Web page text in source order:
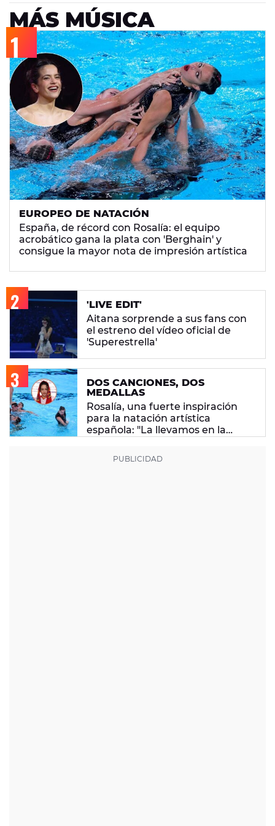
MÁS MÚSICA
EUROPEO DE NATACIÓN
España, de récord con Rosalía: el equipo
acrobático gana la plata con 'Berghain' y
consigue la mayor nota de impresión artística
'LIVE EDIT'
Aitana sorprende a sus fans con
el estreno del vídeo oficial de
'Superestrella'
DOS CANCIONES, DOS
MEDALLAS
Rosalía, una fuerte inspiración
para la natación artística
española: "La llevamos en la